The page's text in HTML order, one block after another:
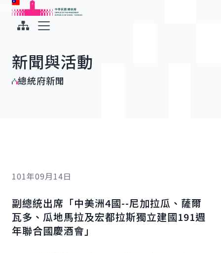
跳到主要內容
中華民國總統府
新聞與活動
總統府新聞
101年09月14日
副總統出席「中美洲4國--尼加拉瓜、薩爾
瓦多、瓜地馬拉及宏都拉斯獨立建國191週
年聯合國慶酒會」